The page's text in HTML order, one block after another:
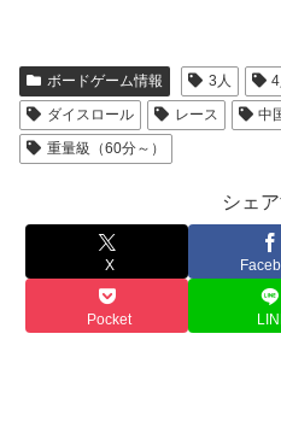
ボードゲーム情報 3人 4
ダイスロール
レース 中
重量級（60分～）
シェ
X
Pocket